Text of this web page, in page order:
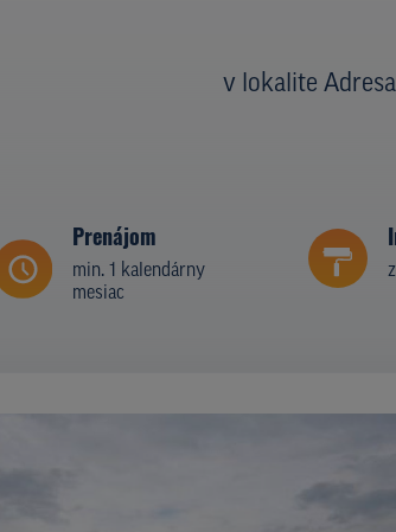
v lokalite
Prenájom
min. 1 kalendárny
mesiac